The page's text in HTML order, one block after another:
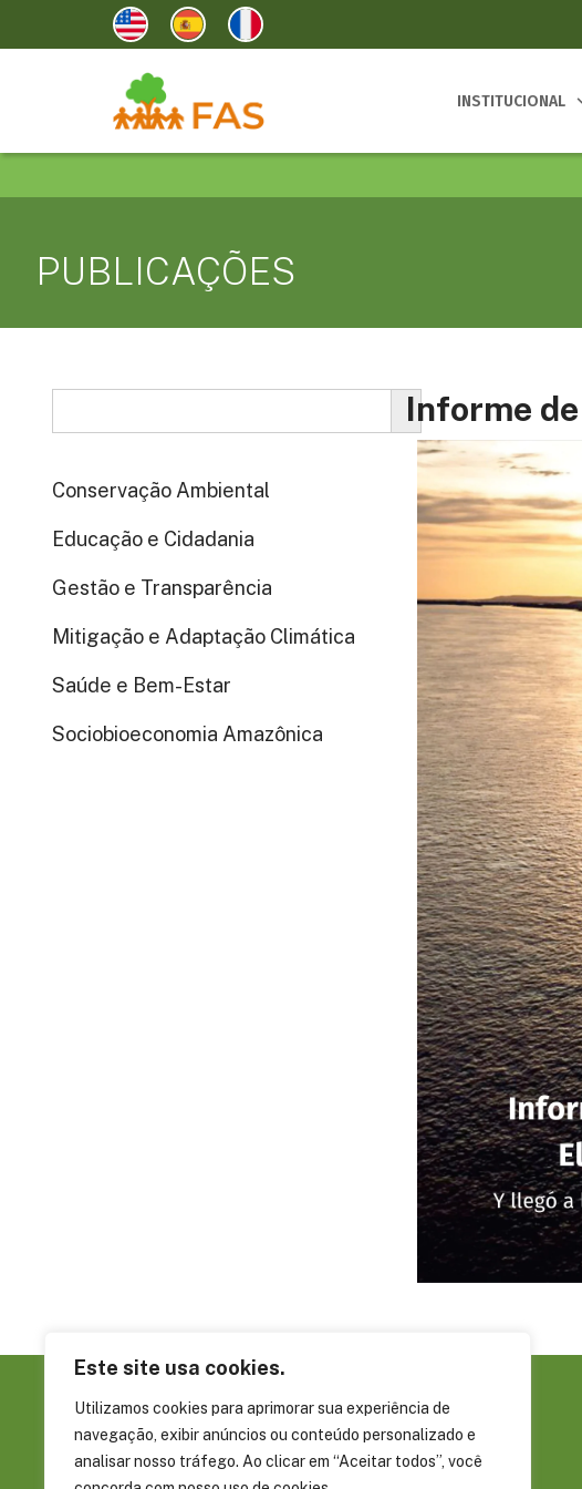
Este site usa cookies.
Utilizamos cookies para aprimorar sua experiência de
navegação, exibir anúncios ou conteúdo personalizado e
analisar nosso tráfego. Ao clicar em “Aceitar todos”, você
INSTITUCIONAL
PUBLICAÇÕES
Conservação Ambiental
Educação e Cidadania
Gestão e Transparência
Mitigação e Adaptação Climática
Saúde e Bem-Estar
Sociobioeconomia Amazônica
Informe
Sobre a FAS
Governança